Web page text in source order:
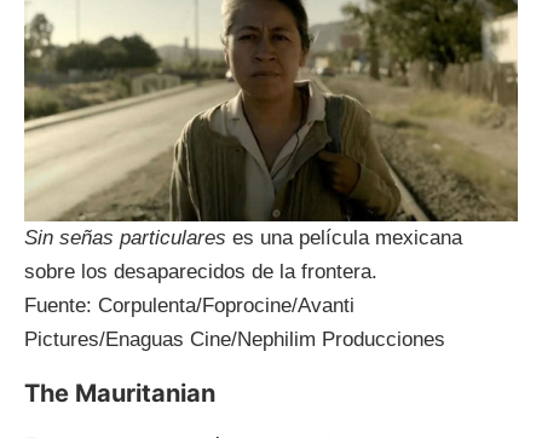
Sin señas particulares es una película mexicana
sobre los desaparecidos de la frontera.
Fuente: Corpulenta/Foprocine/Avanti
Pictures/Enaguas Cine/Nephilim Producciones
The Mauritanian